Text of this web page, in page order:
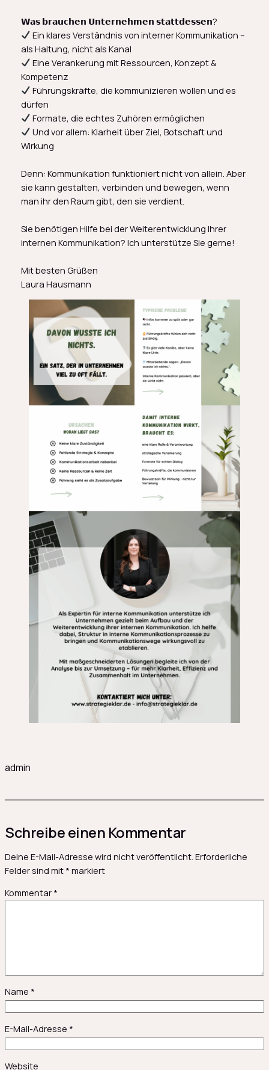
𝗪𝗮𝘀 𝗯𝗿𝗮𝘂𝗰𝗵𝗲𝗻 𝗨𝗻𝘁𝗲𝗿𝗻𝗲𝗵𝗺𝗲𝗻 𝘀𝘁𝗮𝘁𝘁𝗱𝗲𝘀𝘀𝗲𝗻?
Ein klares Verständnis von interner Kommunikation –
als Haltung, nicht als Kanal
Eine Verankerung mit Ressourcen, Konzept &
Kompetenz
Führungskräfte, die kommunizieren wollen und es
dürfen
Formate, die echtes Zuhören ermöglichen
Und vor allem: Klarheit über Ziel, Botschaft und
Wirkung
Denn: Kommunikation funktioniert nicht von allein. Aber
sie kann gestalten, verbinden und bewegen, wenn
man ihr den Raum gibt, den sie verdient.
Sie benötigen Hilfe bei der Weiterentwicklung Ihrer
internen Kommunikation? Ich unterstütze Sie gerne!
Mit besten Grüßen
Laura Hausmann
admin
Schreibe einen Kommentar
Deine E-Mail-Adresse wird nicht veröffentlicht. Erforderliche
Felder sind mit * markiert
Kommentar *
Name *
E-Mail-Adresse *
Website